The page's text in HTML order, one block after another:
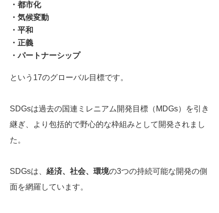
・都市化
・気候変動
・平和
・正義
・パートナーシップ
という17のグローバル目標です。
SDGsは過去の国連ミレニアム開発目標（MDGs）を引き
継ぎ、より包括的で野心的な枠組みとして開発されまし
た。
SDGsは、 経済、社会、環境の3つの持続可能な開発の側
面を網羅しています。